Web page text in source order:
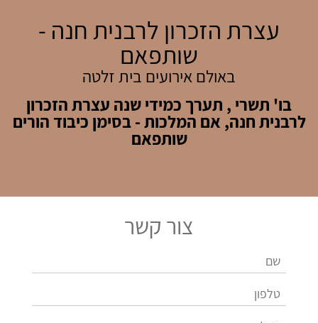
עצרת הזכרון לרבנית חנה -
שותפאם
באולם אירועים בית זלטה
בו' תשרי , תערך כמידי שנה עצרת הזכרון
לרבנית חנה, אם המלכות - בסימן כיבוד הורים
שותפאם
צור קשר